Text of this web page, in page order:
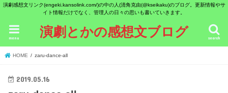
演劇感想文リンク(engeki.kansolink.com/)の中の人(清角克由(@kseikaku)のブログ。更新情報やサ
イト情報だけでなく、管理人の日々の思いも書いていきます。
演劇とかの感想文ブログ search
menu
HOME zaru-dance-all
2019.05.16